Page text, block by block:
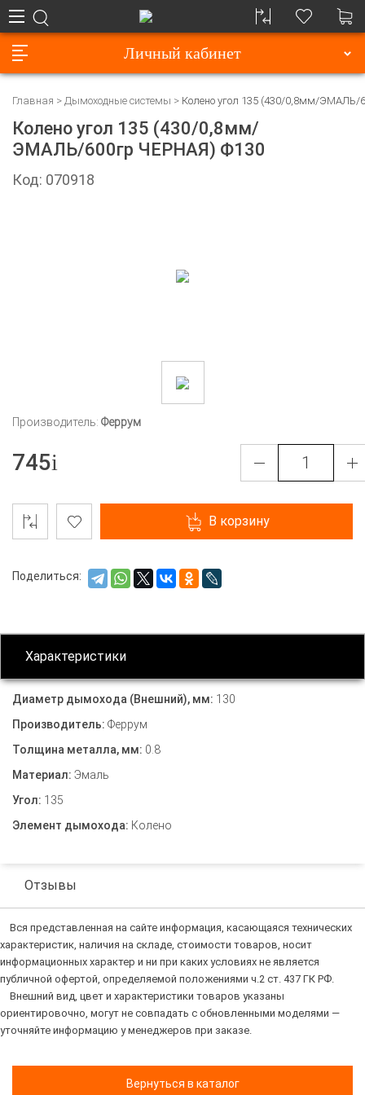
Личный кабинет
Главная Дымоходные системы Колено угол 135 (430/0,8мм/ЭМАЛЬ/
Колено угол 135 (430/0,8мм/
ЭМАЛЬ/600гр ЧЕРНАЯ) Ф130
Код: 070918
Производитель: Феррум
745
В корзину
Поделиться:
Характеристики
Диаметр дымохода (Внешний), мм: 130
Производитель: Феррум
Толщина металла, мм: 0.8
Материал: Эмаль
Угол: 135
Элемент дымохода: Колено
Отзывы
Вся представленная на сайте информация, касающаяся технических
характеристик, наличия на складе, стоимости товаров, носит
информационных характер и ни при каких условиях не является
публичной офертой, определяемой положениями ч.2 ст. 437 ГК РФ.
Внешний вид, цвет и характеристики товаров указаны
ориентировочно, могут не совпадать с обновленными моделями —
уточняйте информацию у менеджеров при заказе.
Вернуться в каталог